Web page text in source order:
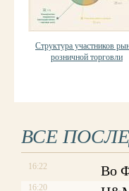
Структура участников
розничной торговли
ВСЕ
16:22 Во
16:20